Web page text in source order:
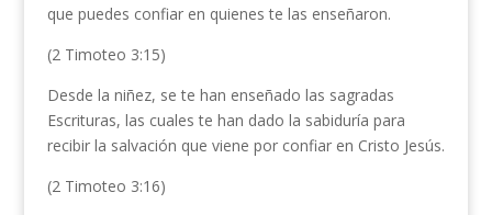
que puedes confiar en quienes te las enseñaron.
(2 Timoteo 3:15)
Desde la niñez, se te han enseñado las sagradas
Escrituras, las cuales te han dado la sabiduría para
recibir la salvación que viene por confiar en Cristo Jesús.
(2 Timoteo 3:16)